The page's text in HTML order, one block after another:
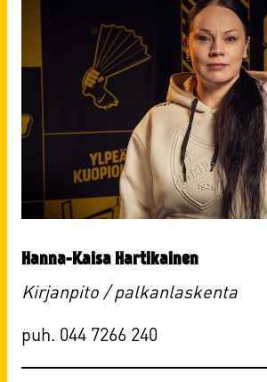
Hanna-Kaisa Hartikainen
Kirjanpito / palkanlaskenta
puh. 044 7266 240